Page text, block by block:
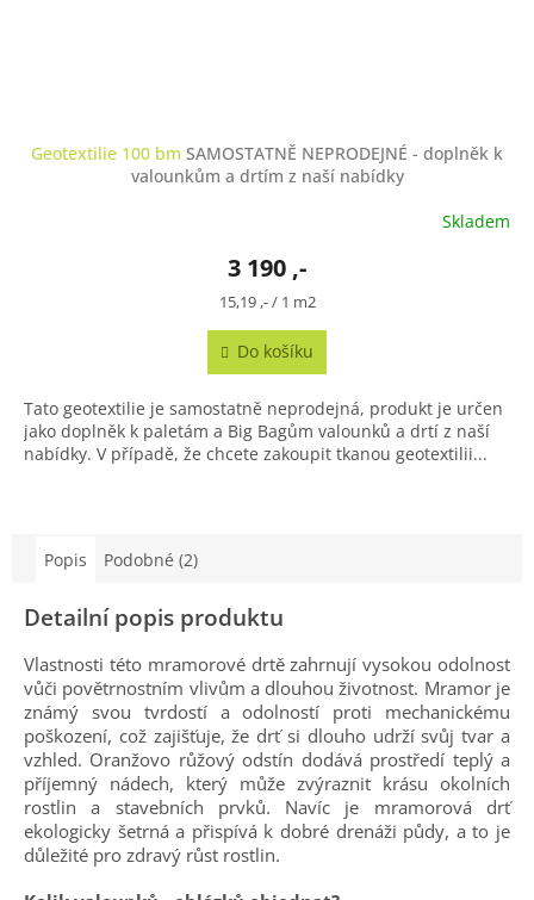
Geotextilie 100 bm SAMOSTATNĚ NEPRODEJNÉ - doplněk k
valounkům a drtím z naší nabídky
Skladem
3 190 ,-
Měrná
15,19 ,- / 1 m2
Do košíku
Tato geotextilie je samostatně neprodejná, produkt je určen
jako doplněk k paletám a Big Bagům valounků a drtí z naší
nabídky. V případě, že chcete zakoupit tkanou geotextilii...
Popis Podobné (2)
Detailní popis produktu
Vlastnosti této mramorové drtě zahrnují vysokou odolnost
vůči povětrnostním vlivům a dlouhou životnost. Mramor je
známý svou tvrdostí a odolností proti mechanickému
poškození, což zajišťuje, že drť si dlouho udrží svůj tvar a
vzhled. Oranžovo růžový odstín dodává prostředí teplý a
příjemný nádech, který může zvýraznit krásu okolních
rostlin a stavebních prvků. Navíc je mramorová drť
ekologicky šetrná a přispívá k dobré drenáži půdy, a to je
důležité pro zdravý růst rostlin.